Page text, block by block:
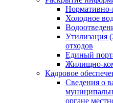
Нормативно-
Холодное
Утилизация
отходов
Единый
Жилищно-
Кадровое
Сведения о
органе